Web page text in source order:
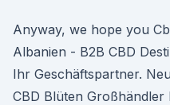
Anyway, we hope you
Albanien - B2B CBD
Ihr Geschäftspartner.
CBD Blüten